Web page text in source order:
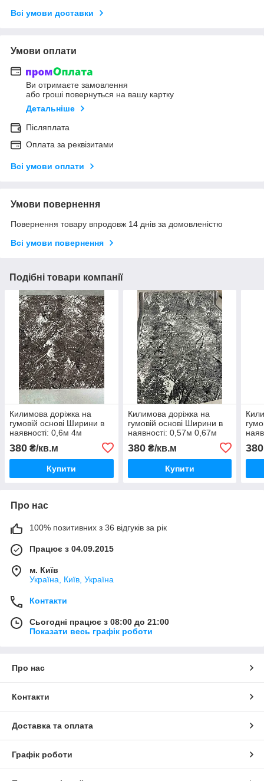
Всі умови доставки
Умови оплати
Ви отримаєте замовлення
або гроші повернуться на вашу картку
Детальніше
Післяплата
Оплата за реквізитами
Всі умови оплати
Умови повернення
Повернення товару впродовж 14 днів за домовленістю
Всі умови повернення
Подібні товари компанії
Килимова доріжка на
гумовій основі Ширини в
наявності: 0,6м 4м
380 ₴/кв.м
Купити
Килимова доріжка на
гумовій основі Ширини в
наявності: 0,57м 0,67м
0,80м 1м 1,2м 1,5м 2м 3м
4м
380₴/кв.м
Купити
380
Про нас
100% позитивних з 36 відгуків за рік
Працює з 04.09.2015
м. Київ
Україна, Київ, Україна
Контакти
Сьогодні працює з 08:00 до 21:00
Показати весь графік роботи
Про нас
Контакти
Доставка та оплата
Графік роботи